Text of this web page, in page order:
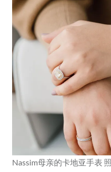
Nassim母亲的卡地亚手表